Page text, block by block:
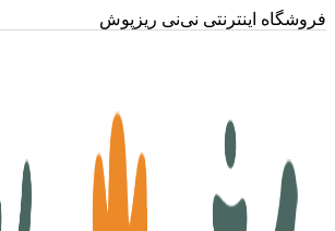
فروشگاه اینترنتی نی‌نی ریزپوش